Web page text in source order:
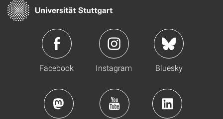
Facebook Instagram Bluesky